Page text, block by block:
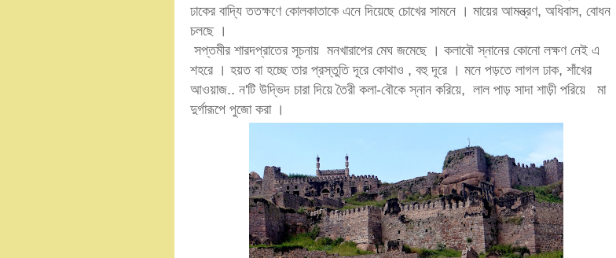
ঢাকের বাদ্যি ততক্ষণে কোলকাতাকে এনে দিয়েছে চোখের সামনে । মায়ের আমন্ত্রণ, অধিবাস, বোধন
চলছে ।
সপ্তমীর শারদপ্রাতের সূচনায় মনখারাপের মেঘ জমেছে । কলাবৌ স্নানের কোনো লক্ষণ নেই এ
শহরে । হয়ত বা হচ্ছে তার প্রস্তুতি দূরে কোথাও , বহু দূরে । মনে পড়তে লাগল ঢাক, শাঁখের
আওয়াজ.. ন'টি উদ্ভিদ চারা দিয়ে তৈরী কলা-বৌকে স্নান করিয়ে, লাল পাড় সাদা শাড়ী পরিয়ে মা
দুর্গারূপে পুজো করা ।